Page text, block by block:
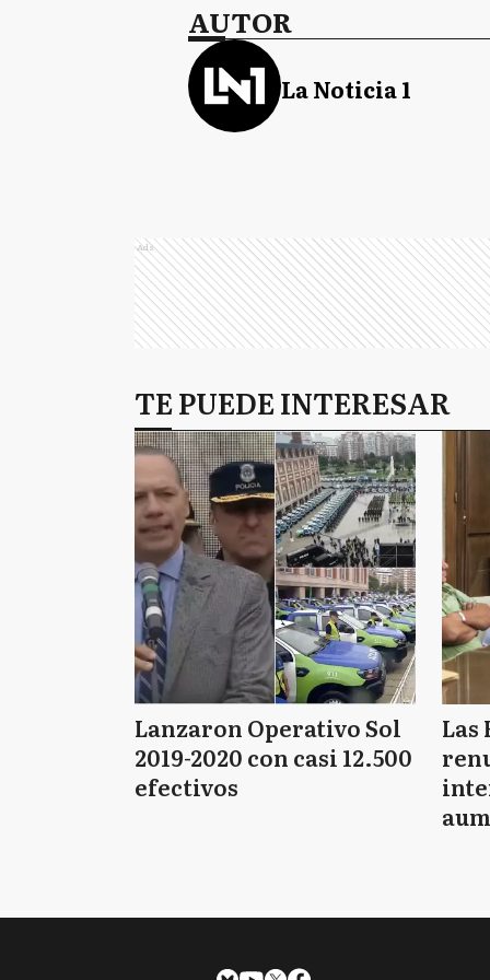
AUTOR
La Noticia 1
Ads
TE PUEDE INTERESAR
Lanzaron Operativo Sol
2019-2020 con casi 12.500
efectivos
Las